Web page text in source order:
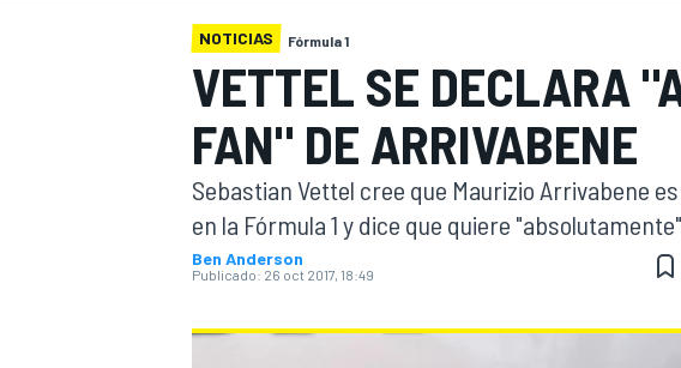
NOTICIAS Fórmula 1
VETTEL SE DECLARA
FAN" DE ARRIVABENE
Sebastian Vettel cree que Maurizio Arrivabene
en la Fórmula 1 y dice que quiere
Ben Anderson
Publicado: 26 oct 2017, 18:49